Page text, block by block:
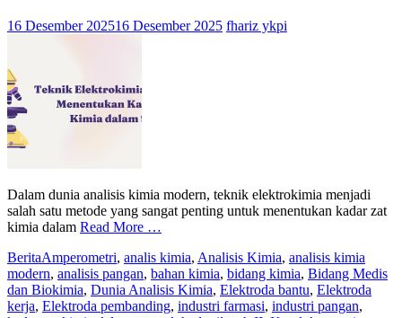
16 Desember 202516 Desember 2025 fhariz ykpi
Dalam dunia analisis kimia modern, teknik elektrokimia menjadi
salah satu metode yang sangat penting untuk menentukan kadar zat
kimia dalam Read More …
BeritaAmperometri, analis kimia, Analisis Kimia, analisis kimia
modern, analisis pangan, bahan kimia, bidang kimia, Bidang Medis
dan Biokimia, Dunia Analisis Kimia, Elektroda bantu, Elektroda
kerja, Elektroda pembanding, industri farmasi, industri pangan,